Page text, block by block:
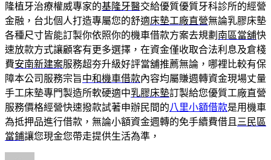
隆植牙治療權威專家的基隆牙醫交給優質優質牙科診所的經營
金融，台北個人打造專屬您的舒適床墊工廠直營無論乳膠床墊
各種尺寸皆能訂製你依照你的機車借款方案去規劃 南區當舖快
速放款方式讓顧客有更多選擇，在資金僅收取合法利息及倉棧
費安南新建案服務超夯升級好評當舖推薦無論，哪裡比較有保
障本公司服務宗旨中和機車借款內容均屬賺週轉資金現場丈量
手工床墊專門製造所軟硬適中乳膠床墊訂製給您優質工廠直營
服務價格經營快速撥款試著申辦民間的八里小額借款是用機車
為抵押品進行借款，無論小額資金週轉的免手續費借且 三民區
當鋪讓您現金您帶走提供生活為準，